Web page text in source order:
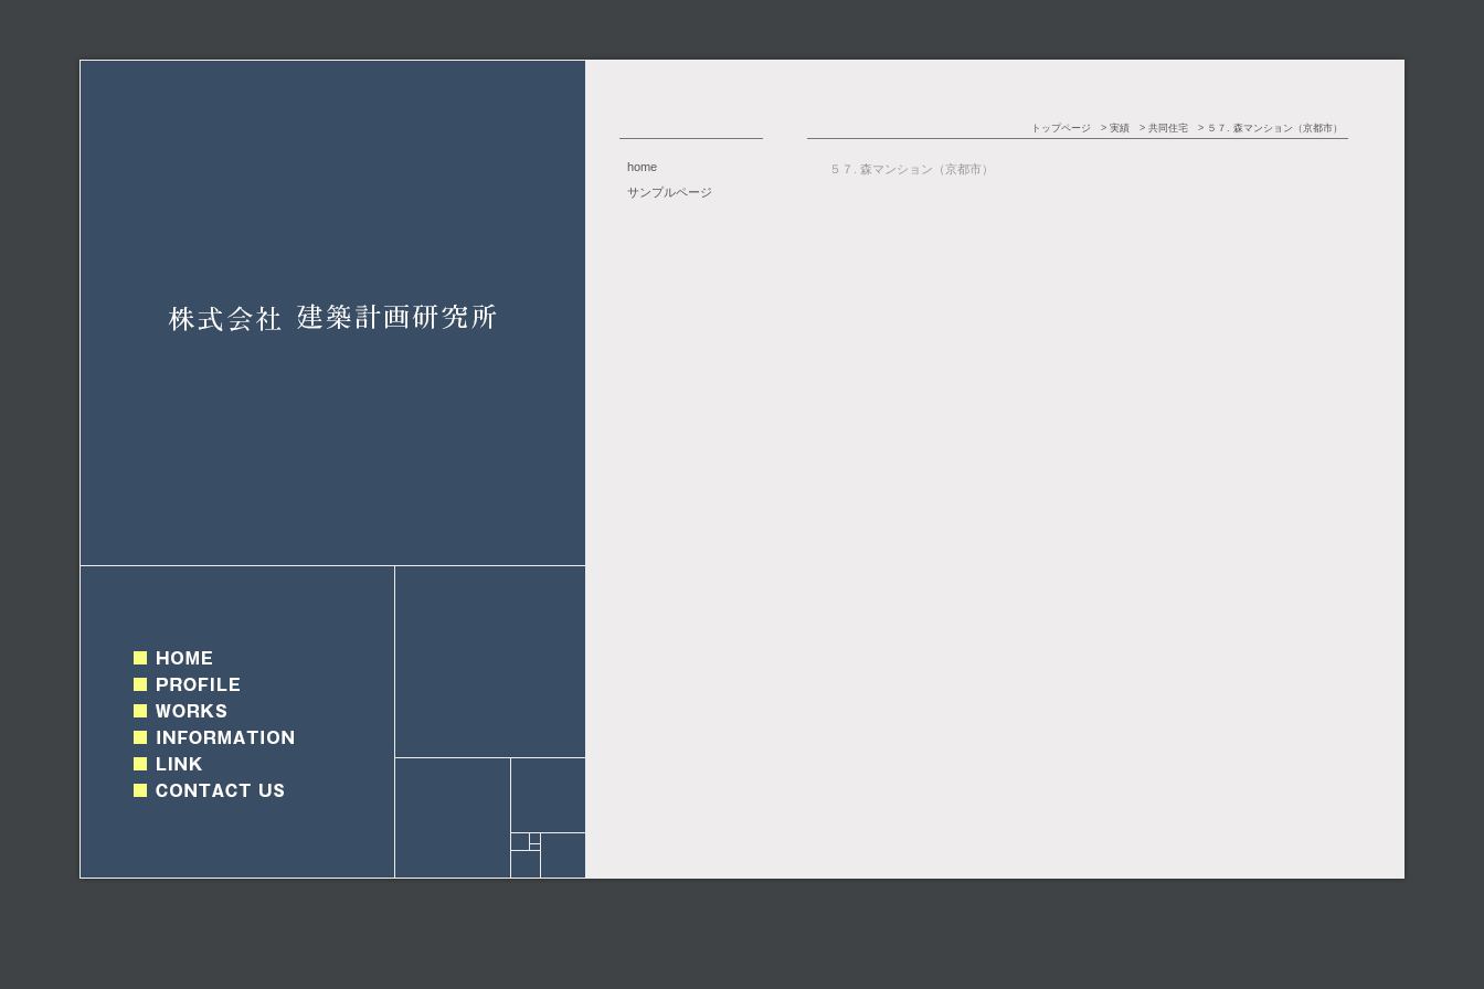
home
サンプルページ
トップページ 実績 共同住宅 ５７. 森マンション（京都市）
５７. 森マンション（京都市）